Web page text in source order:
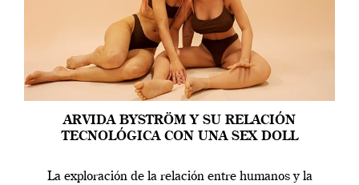
ARVIDA BYSTRÖM Y SU RELACIÓN
TECNOLÓGICA CON UNA SEX DOLL
La exploración de la relación entre humanos y la